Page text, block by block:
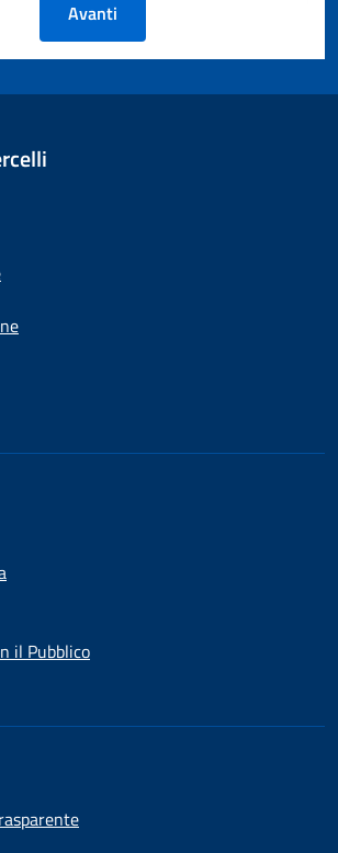
Avanti
il Pubblico